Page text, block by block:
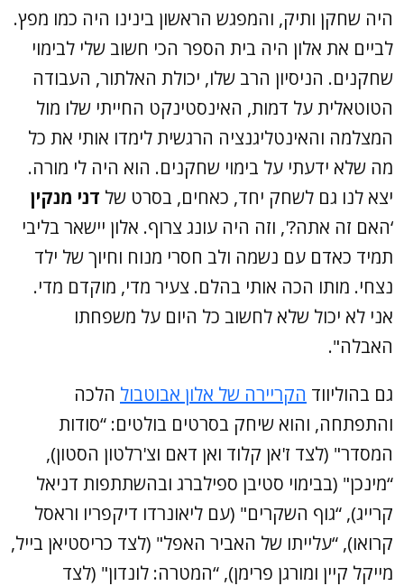
היה שחקן ותיק, והמפגש הראשון בינינו היה כמו מפץ.
לביים את אלון היה בית הספר הכי חשוב שלי לבימוי
שחקנים. הניסיון הרב שלו, יכולת האלתור, העבודה
הטוטאלית על דמות, האינסטינקט החייתי שלו מול
המצלמה והאינטליגנציה הרגשית לימדו אותי את כל
מה שלא ידעתי על בימוי שחקנים. הוא היה לי מורה.
יצא לנו גם לשחק יחד, כאחים, בסרט של דני מנקין
‘האם זה אתה?', וזה היה עונג צרוף. אלון יישאר בליבי
תמיד כאדם עם נשמה ולב חסרי מנוח וחיוך של ילד
נצחי. מותו הכה אותי בהלם. צעיר מדי, מוקדם מדי.
אני לא יכול שלא לחשוב כל היום על משפחתו
האבלה".
גם בהוליווד הקריירה של אלון אבוטבול הלכה
והתפתחה, והוא שיחק בסרטים בולטים: “סודות
המסדר" (לצד ז'אן קלוד ואן דאם וצ'רלטון הסטון),
“מינכן" (בבימוי סטיבן ספילברג ובהשתתפות דניאל
קרייג), “גוף השקרים" (עם ליאונרדו דיקפריו וראסל
קרואו), “עלייתו של האביר האפל" (לצד כריסטיאן בייל,
מייקל קיין ומורגן פרימן), “המטרה: לונדון" (לצד